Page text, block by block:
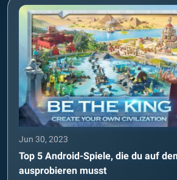
Jun 30, 2023
Top 5 Android-Spiele, die du auf
ausprobieren musst